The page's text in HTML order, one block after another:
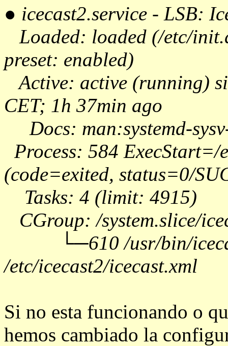
● icecast2.service - LSB:
Loaded: loaded (/etc/
preset: enabled)
Active: active (running)
CET; 1h 37min ago
Docs: man:systemd-
Process: 584
(code=exited, status=0/
Tasks: 4 (limit: 4915)
CGroup: /system.slice/
└─610 /usr/bin/
/etc/icecast2/icecast.xml
Si no esta funcionando o
hemos cambiado la